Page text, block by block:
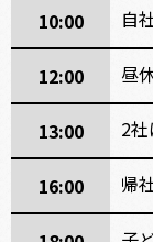
10:00 自
12:00 昼
13:00 2
16:00 帰